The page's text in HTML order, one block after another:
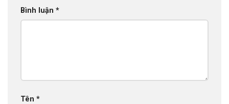
Bình luận *
Tên *